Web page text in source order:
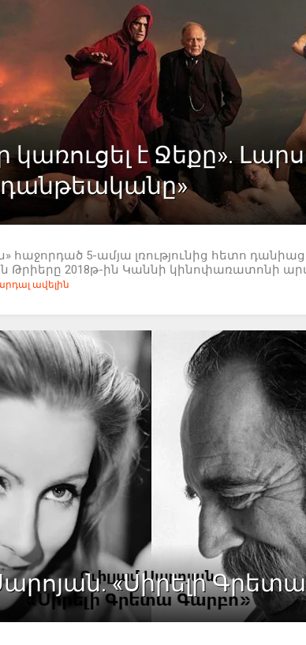
կառուցել է Ջեքը».
հաջորդած 5-ամյա լռությունից հետո
Թրիերը 2018թ-ին Կաննի կինոփառատոնի
ավելին
«Սիրելի